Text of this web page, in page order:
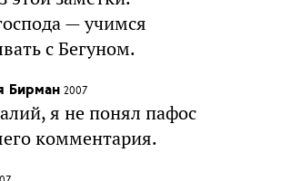
— учимся
с Бегуном.
Бирман 2007
я не понял пафос
комментария.